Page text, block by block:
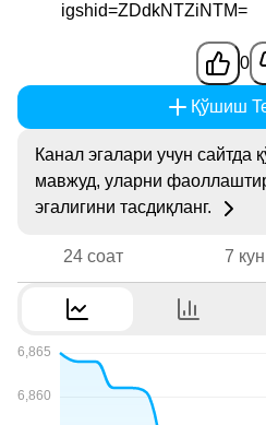
igshid=ZDdkNTZiNTM=
0
Қўшиш
Канал эгалари учун
мавжуд, уларни
эгалигини тасдиқланг.
24 соат 7 кун